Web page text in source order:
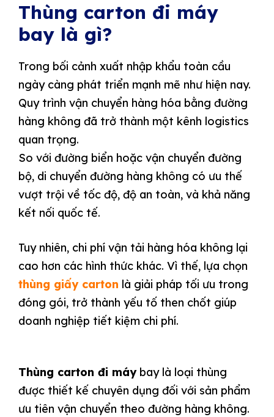
Thùng carton đi máy
bay là gì?
Trong bối cảnh xuất nhập khẩu toàn cầu
ngày càng phát triển mạnh mẽ như hiện nay.
Quy trình vận chuyển hàng hóa bằng đường
hàng không đã trở thành một kênh logistics
quan trọng.
So với đường biển hoặc vận chuyển đường
bộ, di chuyển đường hàng không có ưu thế
vượt trội về tốc độ, độ an toàn, và khả năng
kết nối quốc tế.
Tuy nhiên, chi phí vận tải hàng hóa không lại
cao hơn các hình thức khác. Vì thế, lựa chọn
thùng giấy carton là giải pháp tối ưu trong
đóng gói, trở thành yếu tố then chốt giúp
doanh nghiệp tiết kiệm chi phí.
Thùng carton đi máybay là loại thùng
được thiết kế chuyên dụng đối với sản phẩm
ưu tiên vận chuyển theo đường hàng không.